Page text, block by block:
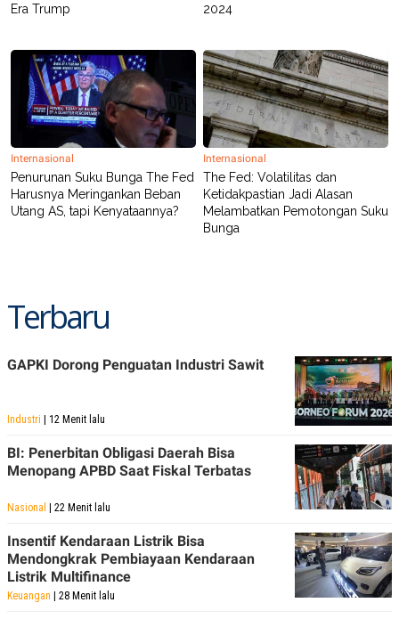
Era Trump
2024
Internasional
Penurunan Suku Bunga The Fed
Harusnya Meringankan Beban
Utang AS, tapi Kenyataannya?
Internasional
The Fed: Volatilitas dan
Ketidakpastian Jadi Alasan
Melambatkan Pemotongan Suku
Bunga
Terbaru
GAPKI Dorong Penguatan Industri Sawit
Industri | 12 Menit lalu
BI: Penerbitan Obligasi Daerah Bisa
Menopang APBD Saat Fiskal Terbatas
Nasional | 22 Menit lalu
Insentif Kendaraan Listrik Bisa
Mendongkrak Pembiayaan Kendaraan
Listrik Multifinance
Keuangan | 28 Menit lalu